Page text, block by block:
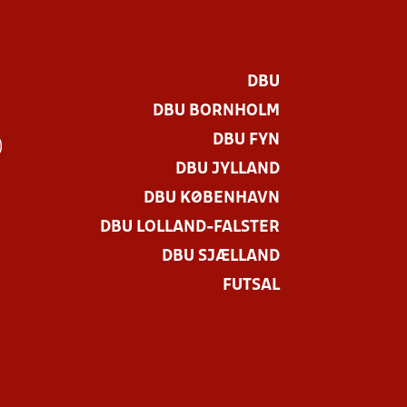
DBU
DBU BORNHOLM
DBU FYN
DBU JYLLAND
DBU KØBENHAVN
DBU LOLLAND-FALSTER
DBU SJÆLLAND
FUTSAL